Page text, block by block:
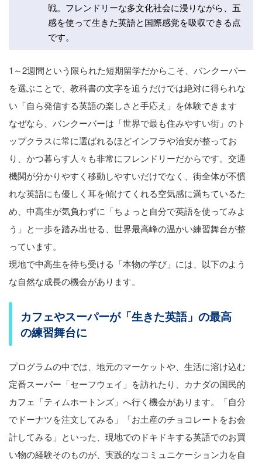
戦。フレンドリーな多文化社会に浸りながら、五
感を使って生きた英語と国際感覚を吸収できる点
です。
1～2週間という限られた短期留学だからこそ、バンクーバー
を選ぶことで、教科書の文字を追うだけでは絶対に得られな
い「自ら発信する英語の楽しさと手応え」を体験できます
なぜなら、バンクーバーは「世界で最も住みやすい街」のト
ップクラスに常に選ばれるほどインフラや治安が整ってお
り、かつ暮らす人々も非常にフレンドリーだからです。交通
機関が分かりやすく移動しやすいだけでなく、街全体が不慣
れな英語にも優しく耳を傾けてくれる空気感に満ちているた
め、中高生が気負わずに「ちょっと自分で英語を使ってみよ
う」と一歩を踏み出せる、世界最高峰の温かい練習舞台が整
っています。
現地で中高生を待ち受ける「本物の学び」には、以下のよう
な自然な成長の機会があります。
カフェやスーパーが「生きた英語」の最高
の練習舞台に
プログラムの中では、地元のマーケットや、生活に溶け込む
定番スーパー「セーフウェイ」を訪れたり、カナダの国民的
カフェ「ティムホートンズ」へ行く機会があります。「自分
でドーナツを注文してみる」「お土産のチョコレートをお会
計してみる」といった、現地でのドキドキする英語でのお買
い物の経験そのものが、実践的なコミュニケーション力を自